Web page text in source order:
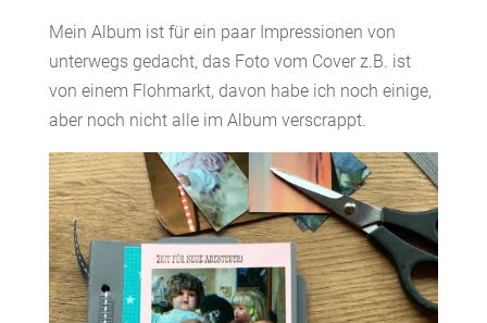
Mein Album ist für ein paar Impressionen von
unterwegs gedacht, das Foto vom Cover z.B. ist
von einem Flohmarkt, davon habe ich noch einige,
aber noch nicht alle im Album verscrappt.